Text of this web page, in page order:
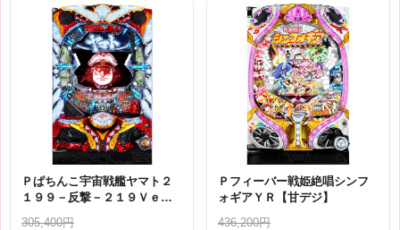
Ｐぱちんこ宇宙戦艦ヤマト２
１９９－反撃－２１９Ｖｅ
305,400円
Ｐフィーバー戦姫絶唱シンフ
ォギアＹＲ【甘デジ】
436,200円